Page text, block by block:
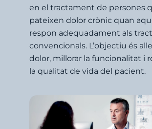
en el tractament de persones
pateixen dolor crònic quan
respon adequadament als
convencionals. L’objectiu és
dolor, millorar la funcionalitat i
la qualitat de vida del pacient.